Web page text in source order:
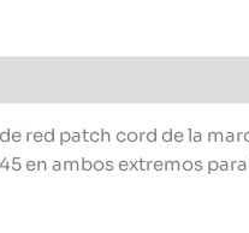
red patch cord de la
en ambos extremos